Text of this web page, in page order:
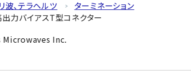
波、テラヘルツ
ターミネーション
力バイアスT型コネクター
Microwaves Inc.